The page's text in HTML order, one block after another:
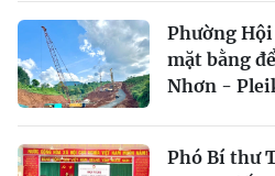
Phường
mặt bằng
Nhơn -
Phó Bí thư